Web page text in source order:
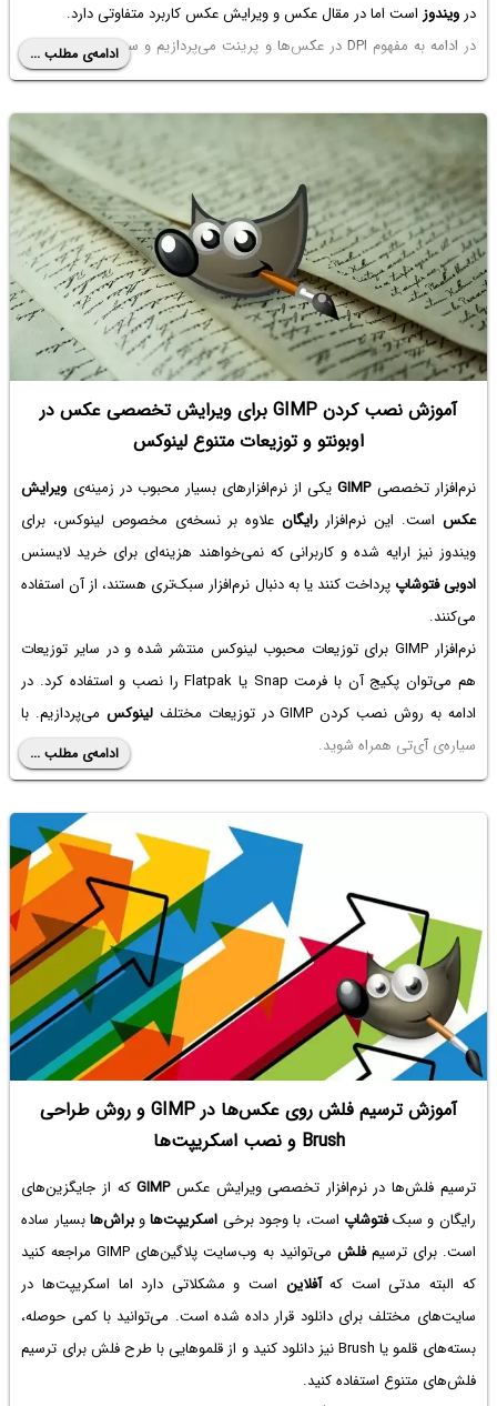
درویندوز است اما در مقال عکس و ویرایش عکس کاربرد متفاوتی دارد.
در ادامه به مفهوم DPI در عکس‌ها و پرینت می‌پردازیم و سپس چند راه ساده
برای تغییر دادن DPI یک عکس را بررسی می‌کنیم.
ادامه‌ی مطلب ...
آموزش نصب کردن GIMP برای ویرایش تخصصی عکس در
اوبونتو و توزیعات متنوع لینوکس
نرم‌افزار تخصصیGIMPیکی از نرم‌افزارهای بسیار محبوب در زمینه‌ی ویرایش
عکس است. این نرم‌افزاررایگان علاوه بر نسخه‌ی مخصوص لینوکس، برای
ویندوز نیز ارایه شده و کاربرانی که نمی‌خواهند هزینه‌ای برای خرید لایسنس
ادوبی فتوشاپ پرداخت کنند یا به دنبال نرم‌افزار سبک‌تری هستند، از آن استفاده
می‌کنند.
نرم‌افزار GIMP برای توزیعات محبوب لینوکس منتشر شده و در سایر توزیعات
هم می‌توان پکیج آن با فرمت Snap یا Flatpak را نصب و استفاده کرد. در
ادامه به روش نصب کردن GIMP در توزیعات مختلف
لینوکسمی‌پردازیم. با
سیاره‌ی آی‌تی همراه شوید.
ادامه‌ی مطلب ...
آموزش ترسیم فلش روی عکس‌ها در GIMP و روش طراحی
Brush و نصب اسکریپت‌ها
ترسیم فلش‌ها در نرم‌افزار تخصصی ویرایش عکسGIMPکه از جایگزین‌های
رایگان و سبکفتوشاپ است، با وجود برخی اسکریپت‌هاوبراش‌هابسیار ساده
است. برای ترسیمفلش
می‌توانید به وب‌سایت پلاگین‌های GIMP مراجعه کنید
که البته مدتی است کهآفلاین است و مشکلاتی دارد اما اسکریپت‌ها در
سایت‌های مختلف برای دانلود قرار داده شده است. می‌توانید با کمی حوصله،
بسته‌های قلمو یا Brush نیز دانلود کنید و از قلموهایی با طرح فلش برای ترسیم
فلش‌های متنوع استفاده کنید.